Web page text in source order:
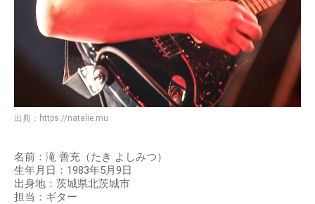
出典： https://natalie.mu
名前：滝 善充（たき よしみつ）
生年月日：1983年5月9日
出身地：茨城県北茨城市
担当：ギター